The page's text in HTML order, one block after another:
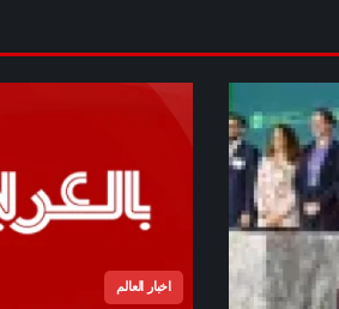
اخبار العالم